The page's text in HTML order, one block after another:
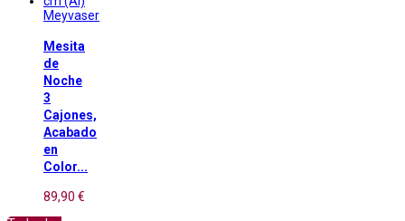
Meyvaser
Mesita
de
Noche
3
Cajones,
Acabado
en
Color...
89,90 €